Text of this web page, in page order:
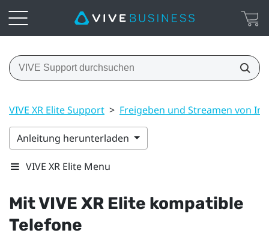
VIVE XR Elite Support > Freigeben und Streamen von
Anleitung herunterladen
VIVE XR Elite Menu
MitVIVE XR Elite kompatible
Telefone